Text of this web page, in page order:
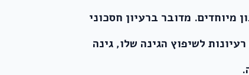
מיוחדים. מדובר ברעיון חסכוני
לשיפוץ הגינה שלו, גינה